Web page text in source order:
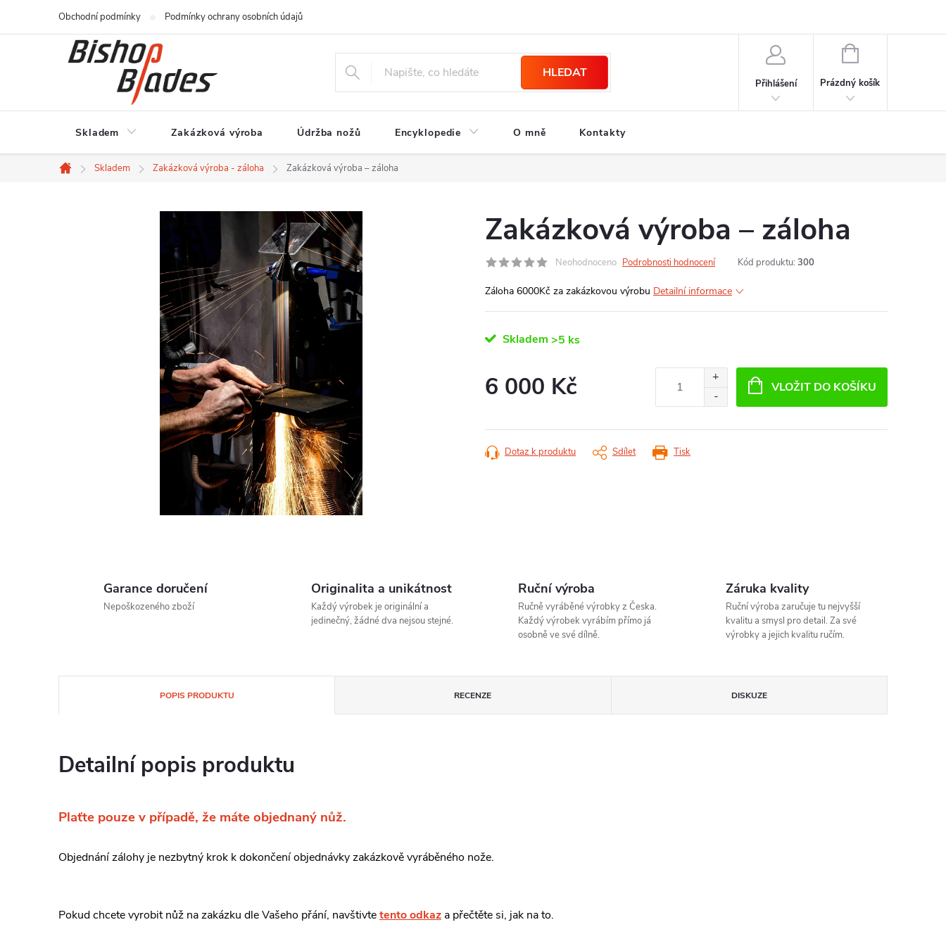
Obchodní podmínky Podmínky ochrany osobních údajů
HLEDAT
Přihlášení
NÁKUPNÍ
Prázdný košík
Skladem Zakázková výroba Údržba nožů Encyklopedie O mně Kontakty
Domů
Skladem Zakázková výroba - záloha Zakázková výroba –⁠ záloha
Zakázková výroba –⁠ záloha
Neohodnoceno Podrobnosti hodnocení Kód produktu: 300
Záloha 6000Kč za zakázkovou výrobu Detailní informace
Skladem >5 ks
6 000 Kč VLOŽIT DO KOŠÍKU
Tisk
Dotaz k produktu Sdílet
Garance doručení
Nepoškozeného zboží
Originalita a unikátnost
Každý výrobek je originální a
jedinečný, žádné dva nejsou stejné.
Ruční výroba
Ručně vyráběné výrobky z Česka.
Každý výrobek vyrábím přímo já
osobně ve své dílně.
Záruka kvality
Ruční výroba zaručuje tu nejvyšší
kvalitu a smysl pro detail. Za své
výrobky a jejich kvalitu ručím.
POPIS PRODUKTU RECENZE DISKUZE
Detailní popis produktu
Plaťte pouze v případě, že máte objednaný nůž.
Objednání zálohy je nezbytný krok k dokončení objednávky zakázkově vyráběného nože.
Pokud chcete vyrobit nůž na zakázku dle Vašeho přání, navštivtetento odkaz a přečtěte si, jak na to.